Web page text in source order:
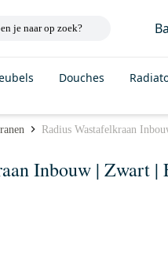
Douches
Radius Wastafelkraan
Inbouw | Zwart |